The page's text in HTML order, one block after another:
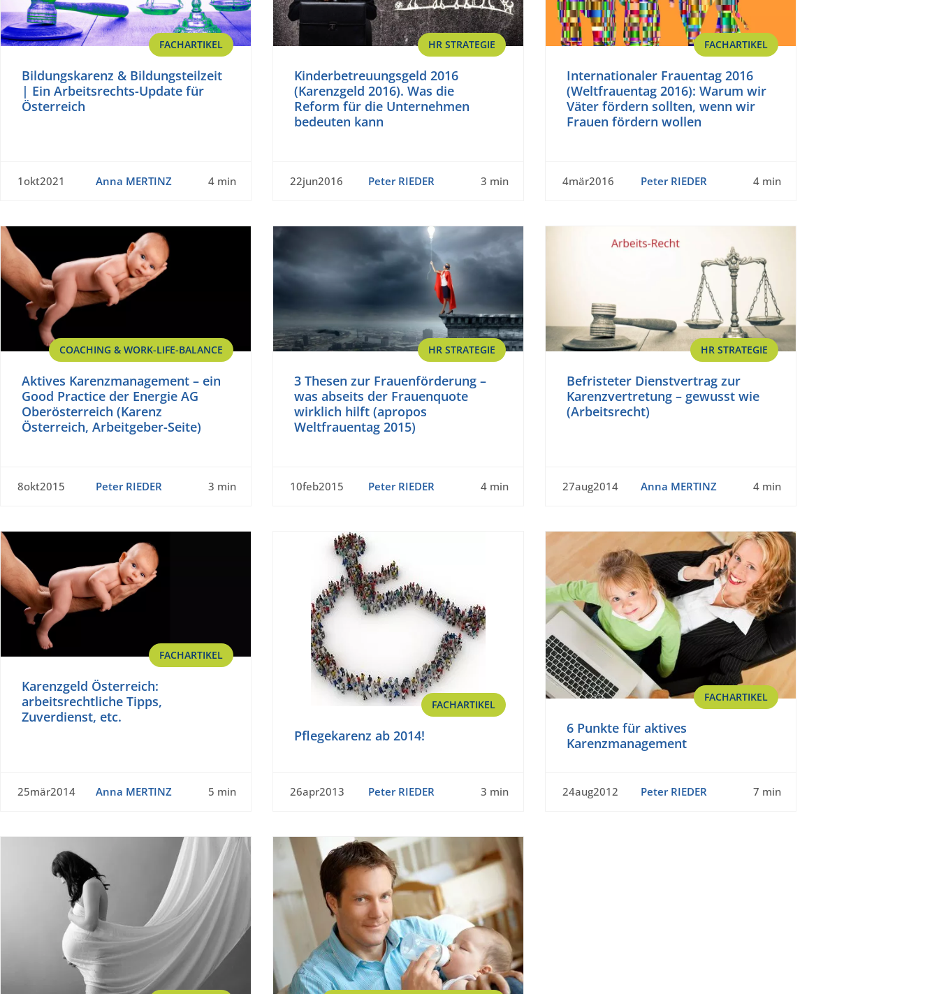
FACHARTIKEL
Bildungskarenz & Bildungsteilzeit
| Ein Arbeitsrechts-Update für
Österreich
1okt2021 Anna MERTINZ 4 min
HR STRATEGIE
Kinderbetreuungsgeld 2016
(Karenzgeld 2016). Was die
Reform für die Unternehmen
bedeuten kann
22jun2016 Peter RIEDER 3 min
FACHARTIKEL
Internationaler Frauentag 2016
(Weltfrauentag 2016): Warum wir
Väter fördern sollten, wenn wir
Frauen fördern wollen
4mär2016 Peter RIEDER 4 min
COACHING & WORK-LIFE-BALANCE
Aktives Karenzmanagement – ein
Good Practice der Energie AG
Oberösterreich (Karenz
Österreich, Arbeitgeber-Seite)
8okt2015 Peter RIEDER 3 min
HR STRATEGIE
3 Thesen zur Frauenförderung –
was abseits der Frauenquote
wirklich hilft (apropos
Weltfrauentag 2015)
10feb2015 Peter RIEDER 4 min
HR STRATEGIE
Befristeter Dienstvertrag zur
Karenzvertretung – gewusst wie
(Arbeitsrecht)
27aug2014 Anna MERTINZ 4 min
FACHARTIKEL
Karenzgeld Österreich:
arbeitsrechtliche Tipps,
Zuverdienst, etc.
25mär2014 Anna MERTINZ 5 min
FACHARTIKEL
Pflegekarenz ab 2014!
26apr2013 Peter RIEDER 3 min
FACHARTIKEL
6 Punkte für aktives
Karenzmanagement
24aug2012 Peter RIEDER 7 min